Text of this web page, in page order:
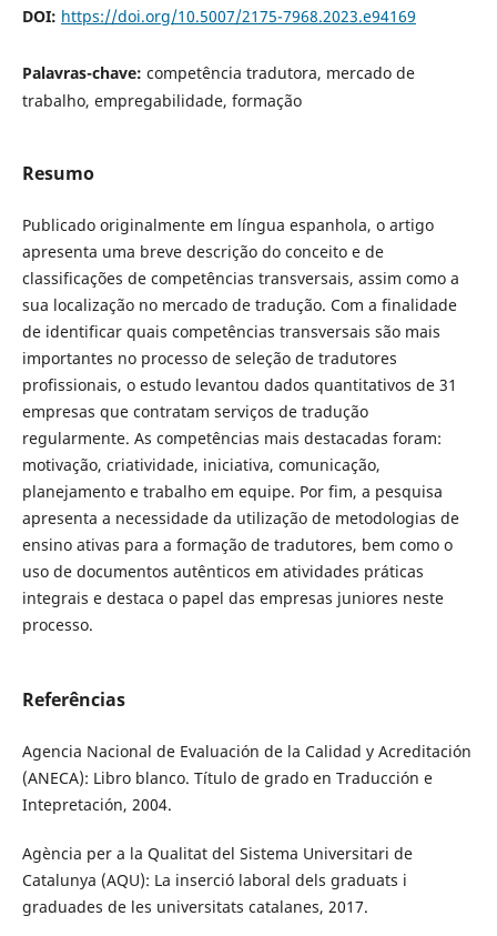
DOI: https://doi.org/10.5007/2175-7968.2023.e94169
Palavras-chave: competência tradutora, mercado de
trabalho, empregabilidade, formação
Resumo
Publicado originalmente em língua espanhola, o artigo
apresenta uma breve descrição do conceito e de
classificações de competências transversais, assim como a
sua localização no mercado de tradução. Com a finalidade
de identificar quais competências transversais são mais
importantes no processo de seleção de tradutores
profissionais, o estudo levantou dados quantitativos de 31
empresas que contratam serviços de tradução
regularmente. As competências mais destacadas foram:
motivação, criatividade, iniciativa, comunicação,
planejamento e trabalho em equipe. Por fim, a pesquisa
apresenta a necessidade da utilização de metodologias de
ensino ativas para a formação de tradutores, bem como o
uso de documentos autênticos em atividades práticas
integrais e destaca o papel das empresas juniores neste
processo.
Referências
Agencia Nacional de Evaluación de la Calidad y Acreditación
(ANECA): Libro blanco. Título de grado en Traducción e
Intepretación, 2004.
Agència per a la Qualitat del Sistema Universitari de
Catalunya (AQU): La inserció laboral dels graduats i
graduades de les universitats catalanes, 2017.